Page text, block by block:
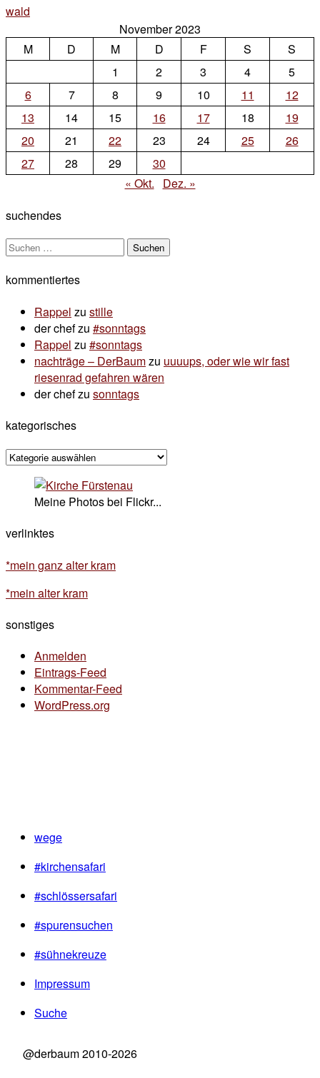
wald
draussen
November 2023
M
D M D F S
S
1
2 3 4
5
6
7 8 9 10 11
12
13
14 15 16 17 18
19
20
21 22 23 24 25
26
27
28 29
30
« Okt.
Dez. »
suchendes
Suchen
kommentiertes
Rappel zu stille
der chefzu #sonntags
Rappel zu #sonntags
nachträge – DerBaumzu uuuups, oder wie wir fast
riesenrad gefahren wären
der chefzu sonntags
kategorisches
kategorisches
Meine Photos bei Flickr...
verlinktes
*mein ganz alter kram
*mein alter kram
sonstiges
Anmelden
Eintrags-Feed
Kommentar-Feed
WordPress.org
wege
#kirchensafari
#schlössersafari
#spurensuchen
#sühnekreuze
Impressum
Suche
@derbaum 2010-2026